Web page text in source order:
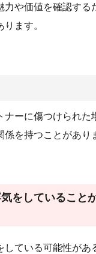
力や価値を確認する
ます。
ナーに傷つけられた
を持つことがあり
をしていること
している可能性があ